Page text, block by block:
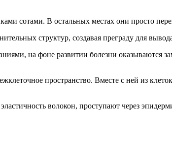
сотами. В остальных местах они просто
структур, создавая преграду для
на фоне развитии болезни оказываются
пространство. Вместе с ней из
волокон, проступают через